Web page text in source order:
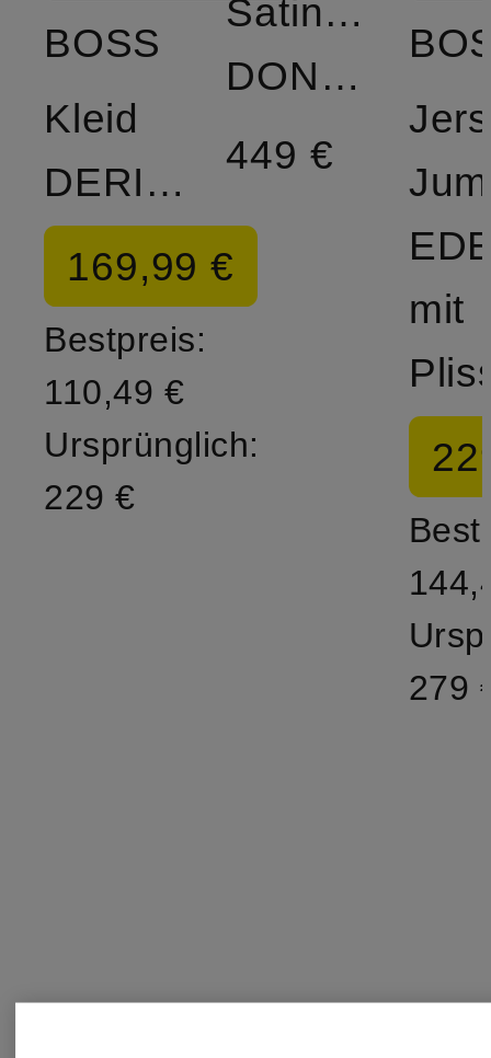
BOSS
Kleid
DERICH
169,99 €
Bestpreis:
110,49 €
Ursprünglich:
229 €
Satinkleid
DONABELLI
449 €
mit
279